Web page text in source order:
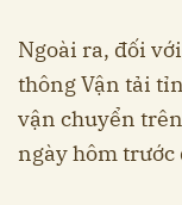
Ngoài ra, đối
thông Vận tải
vận chuyển
ngày hôm trước